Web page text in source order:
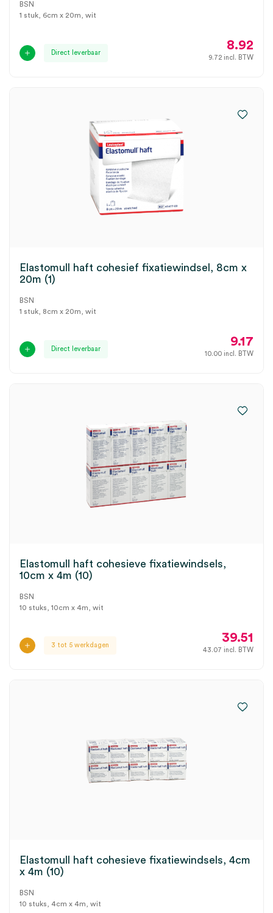
BSN
1 stuk, 6cm x 20m, wit
Direct leverbaar
8.92
9.72 incl. BTW
Elastomull haft cohesief fixatiewindsel, 8cm x
20m (1)
BSN
1 stuk, 8cm x 20m, wit
Direct leverbaar
9.17
10.00 incl. BTW
Elastomull haft cohesieve fixatiewindsels,
10cm x 4m (10)
BSN
10 stuks, 10cm x 4m, wit
3 tot 5 werkdagen
39.51
43.07 incl. BTW
Elastomull haft cohesieve fixatiewindsels, 4cm
x 4m (10)
BSN
10 stuks, 4cm x 4m, wit